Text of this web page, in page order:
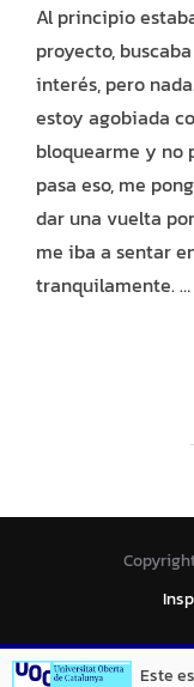
Al principio
proyecto,
interés, pero
estoy agobiada
bloquearme y no
pasa eso, me
dar una vuelta
me iba a sentar
tranquilamente. …
Este